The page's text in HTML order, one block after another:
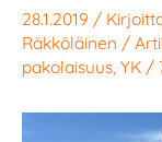
28.1.2019 /
Räkköläinen /
pakolaisuus YK /